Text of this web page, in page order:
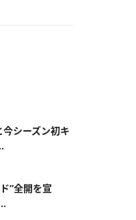
今シーズン初キ
”全開を宣